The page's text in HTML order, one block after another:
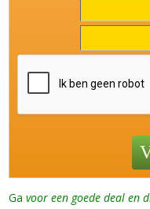
Gavoor een goede deal en